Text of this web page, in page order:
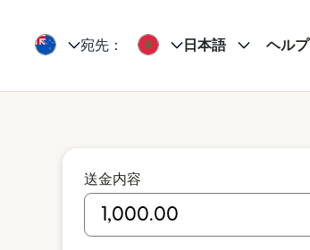
宛先： 日本語 ヘルプ
送金内容